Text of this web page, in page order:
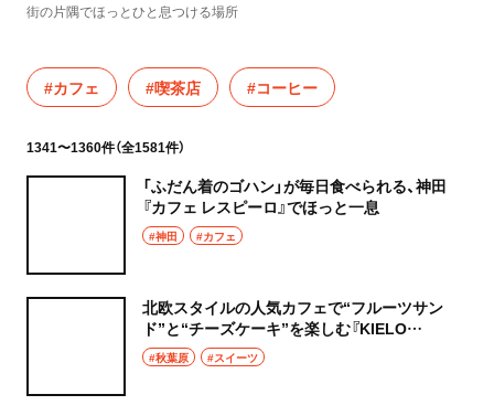
街の片隅でほっとひと息つける場所
#カフェ #喫茶店 #コーヒー
1341〜1360件（全1581件）
「ふだん着のゴハン」が毎日食べられる、神田
『カフェ レスピーロ』でほっと一息
#神田 #カフェ
北欧スタイルの人気カフェで“フルーツサン
ド”と“チーズケーキ”を楽しむ『KIELO
COFFEE』～黒猫スイーツ散歩 秋葉原編⑧～
#秋葉原 #スイーツ